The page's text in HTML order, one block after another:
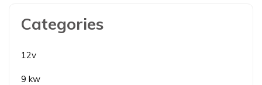
Categories
12v
9 kw